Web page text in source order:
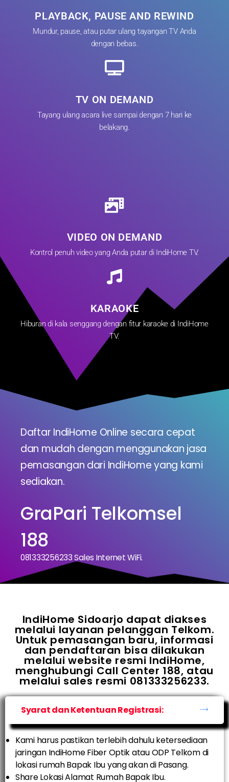
PLAYBACK, PAUSE AND REWIND
Mundur, pause, atau putar ulang tayangan TV Anda
dengan bebas.
TV ON DEMAND
Tayang ulang acara live sampai dengan 7 hari ke
belakang.
VIDEO ON DEMAND
Kontrol penuh video yang Anda putar di IndiHome TV.
KARAOKE
Hiburan di kala senggang dengan fitur karaoke di IndiHome
TV.
Daftar IndiHome Online secara cepat
dan mudah dengan menggunakan jasa
pemasangan dari IndiHome yang kami
sediakan.
GraPari Telkomsel
188
081333256233 Sales Internet WiFi.
IndiHome Sidoarjo dapat diakses
melalui layanan pelanggan Telkom.
Untuk pemasangan baru, informasi
dan pendaftaran bisa dilakukan
melalui website resmi IndiHome,
menghubungi Call Center 188, atau
melalui sales resmi 081333256233.
Syarat dan Ketentuan Registrasi:
Kami harus pastikan terlebih dahulu ketersediaan
jaringan IndiHome Fiber Optik atau ODP Telkom di
lokasi rumah Bapak Ibu yang akan di Pasang.
Share Lokasi Alamat Rumah Bapak Ibu.